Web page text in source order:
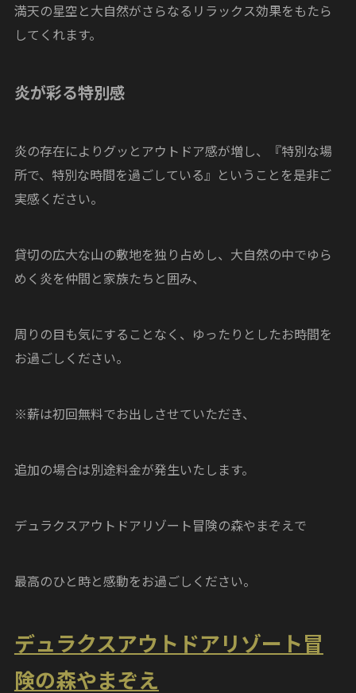
満天の星空と大自然がさらなるリラックス効果をもたら
してくれます。
炎が彩る特別感
炎の存在によりグッとアウトドア感が増し、『特別な場
所で、特別な時間を過ごしている』ということを是非ご
実感ください。
貸切の広大な山の敷地を独り占めし、大自然の中でゆら
めく炎を仲間と家族たちと囲み、
周りの目も気にすることなく、ゆったりとしたお時間を
お過ごしください。
※薪は初回無料でお出しさせていただき、
追加の場合は別途料金が発生いたします。
デュラクスアウトドアリゾート冒険の森やまぞえで
最高のひと時と感動をお過ごしください。
デュラクスアウトドアリゾート冒
険の森やまぞえ